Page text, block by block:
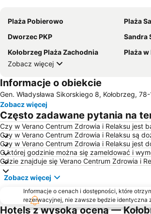
Plaża Pobierowo Plaża
Dworzec PKP
Sandra
Kołobrzeg Plaża Zachodnia
Plaża
Zobacz więcej
Informacje o obiekcie
Gen. Władysława Sikorskiego 8, Kołobrzeg,
Zobacz więcej
Często zadawane pytania na
Czy w Verano Centrum Zdrowia i Relaksu jest
Czy w Verano Centrum Zdrowia i Relaksu są
Czy w Verano Centrum Zdrowia i Relaksu jest
O której godzinie można się zameldować i
Gdzie znajduje się Verano Centrum Zdrowia i
Zobacz więcej
Informacje o cenach i dostępności, które
rezerwacyjnej, nie zawsze będzie identyczna
Hotels z wysoką oceną —